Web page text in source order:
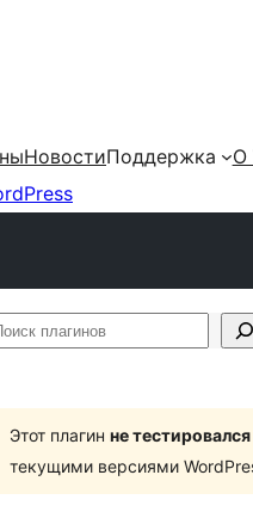
НовостиПоддержка О
Этот плагин не
текущими версиями